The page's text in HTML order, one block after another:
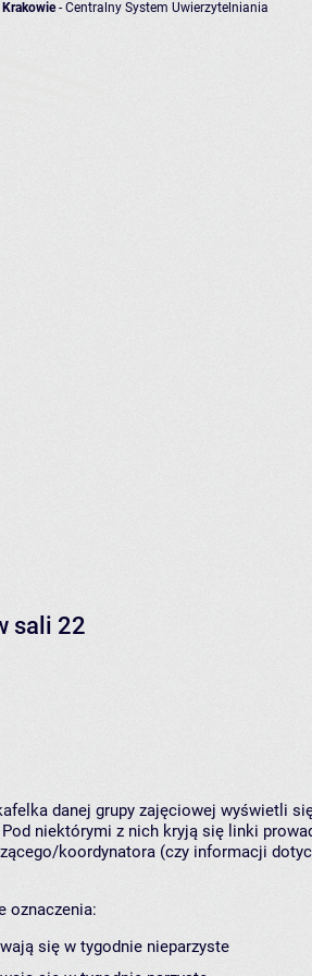
- Centralny System Uwierzytelniania
sali 22
danej grupy zajęciowej wyświetli
niektórymi z nich kryją się linki
koordynatora (czy informacji
oznaczenia:
się w tygodnie nieparzyste